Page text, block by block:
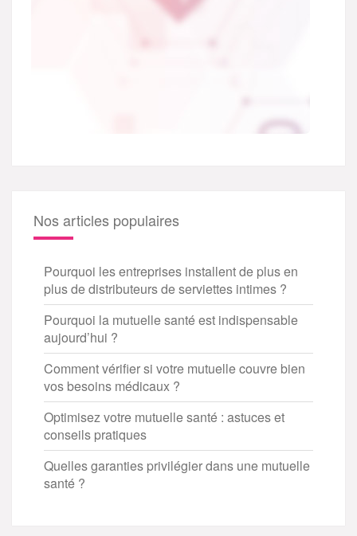
Nos articles populaires
Pourquoi les entreprises installent de plus en
plus de distributeurs de serviettes intimes ?
Pourquoi la mutuelle santé est indispensable
aujourd’hui ?
Comment vérifier si votre mutuelle couvre bien
vos besoins médicaux ?
Optimisez votre mutuelle santé : astuces et
conseils pratiques
Quelles garanties privilégier dans une mutuelle
santé ?